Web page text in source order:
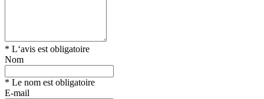
* L‘avis est obligatoire
Nom
* Le nom est obligatoire
E-mail